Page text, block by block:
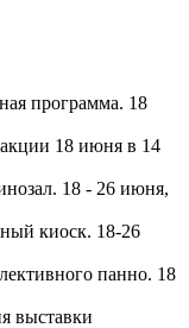
программа. 18
18 июня в 14
18 - 26 июня,
киоск. 18-26
панно. 18
выставки